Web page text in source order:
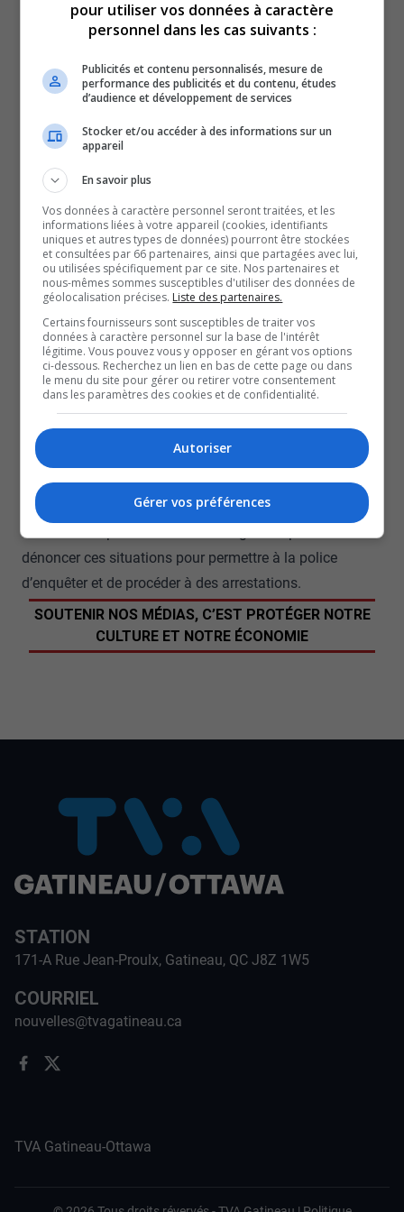
furent menacées pour cette raison.
Stéphanie Plante indique aussi que l’homme en question
a laissé ses coordonnées dans les courriels, ce qui a
facilité le travail des policiers. Selon la conseillère, le
suspect doit comparaître prochainement.
La police confirme d’ailleurs qu’il s’agit d’un homme de
menaces et de harcèlement.
On a toujours des courriels des gens qui ne sont pas
contents avec nous, mais cette fois-ci il voulait me faire
mal. […] Et surtout, il était très fâché du fait que je suis
francophone et il avait des opinions très spécifiques sur
-Stéphanie Plante, conseillère municipale du quartier Rideau-Vanier
Au-delà de cet événement, Mme Plante estime que des
changements de lois et des mesures s’imposent, surtout
pour mieux protéger les femmes élues qui sont
davantage ciblées, selon elle.
J’ai parlé avec d’autres femmes, ça arrive souvent. On a
vu que ça a arrivé à France Bélisle aussi.
-Stéphanie Plante, conseillère municipale du quartier Rideau-Vanier
Le chef de la police d’Ottawa souligne l’importance de
dénoncer ces situations pour permettre à la police
d’enquêter et de procéder à des arrestations.
SOUTENIR NOS MÉDIAS, C’EST PROTÉGER NOTRE
CULTURE ET NOTRE ÉCONOMIE
STATION
171-A Rue Jean-Proulx, Gatineau, QC J8Z 1W5
COURRIEL
nouvelles@tvagatineau.ca
TVA Gatineau-Ottawa
pour utiliser vos données à caractère
personnel dans les cas suivants :
Publicités et contenu personnalisés, mesure de
performance des publicités et du contenu, études
d’audience et développement de services
Stocker et/ou accéder à des informations sur un
appareil
En savoir plus
Vos données à caractère personnel seront traitées, et les
informations liées à votre appareil (cookies, identifiants
uniques et autres types de données) pourront être stockées
et consultées par 66 partenaires, ainsi que partagées avec lui,
ou utilisées spécifiquement par ce site. Nos partenaires et
nous-mêmes sommes susceptibles d'utiliser des données de
géolocalisation précises. Liste des partenaires.
Certains fournisseurs sont susceptibles de traiter vos
données à caractère personnel sur la base de l'intérêt
légitime. Vous pouvez vous y opposer en gérant vos options
ci-dessous. Recherchez un lien en bas de cette page ou dans
le menu du site pour gérer ou retirer votre consentement
dans les paramètres des cookies et de confidentialité.
Autoriser
Gérer vos préférences